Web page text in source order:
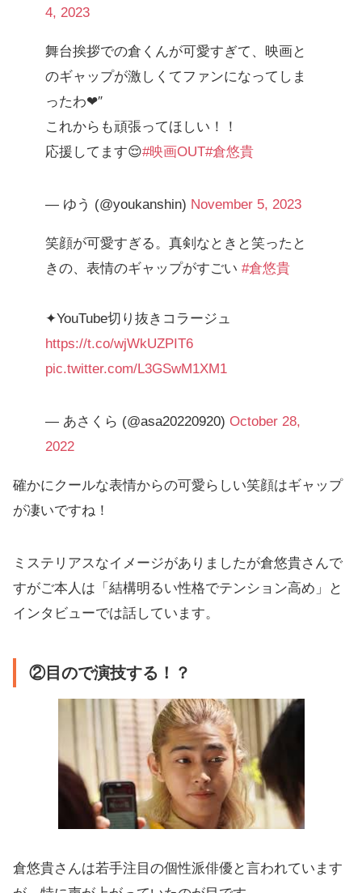
4, 2023
舞台挨拶での倉くんが可愛すぎて、映画と
のギャップが激しくてファンになってしま
ったわ❤︎″
これからも頑張ってほしい！！
応援してます😌#映画OUT#倉悠貴
— ゆう (@youkanshin) November 5, 2023
笑顔が可愛すぎる。真剣なときと笑ったと
きの、表情のギャップがすごい #倉悠貴
✦YouTube切り抜きコラージュ
https://t.co/wjWkUZPIT6
pic.twitter.com/L3GSwM1XM1
— あさくら (@asa20220920) October 28,
2022
確かにクールな表情からの可愛らしい笑顔はギャップ
が凄いですね！
ミステリアスなイメージがありましたが倉悠貴さんで
すがご本人は「結構明るい性格でテンション高め」と
インタビューでは話しています。
②目ので演技する！？
倉悠貴さんは若手注目の個性派俳優と言われています